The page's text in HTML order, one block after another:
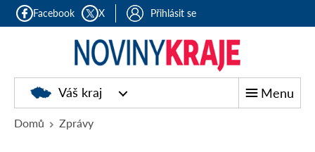
Facebook X Přihlásit se
Noviny
kraje
Váš kraj Menu
Domů Zprávy